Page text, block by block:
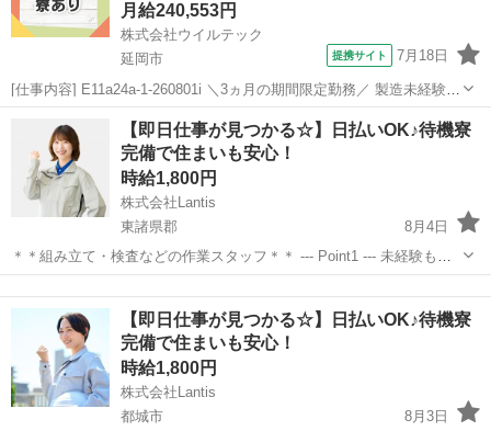
月給240,553円
株式会社ウイルテック
延岡市
提携サイト 7月18日
[仕事内容] E11a24a-1-260801i ＼3ヵ月の期間限定勤務／ 製造未経験も
大歓迎の軽作業！ 空調設備が整っていて、作業環境カイテキです。 ※
生産状況によって延長の可能性あり ーーーーーーーーーー 【製品の
製...
工場
【即日仕事が見つかる☆】日払いOK♪待機寮
完備で住まいも安心！
時給1,800円
株式会社Lantis
東諸県郡
8月4日
＊＊組み立て・検査などの作業スタッフ＊＊ --- Point1 --- 未経験も就
業OK！ 工場未経験でもご安心ください！！ 先輩スタッフがイチから
丁寧にサポート！ 未経験からスタートした方も多数活躍しています
【即日仕事が見つかる☆】日払いOK♪待機寮
完備で住まいも安心！
時給1,800円
株式会社Lantis
都城市
8月3日